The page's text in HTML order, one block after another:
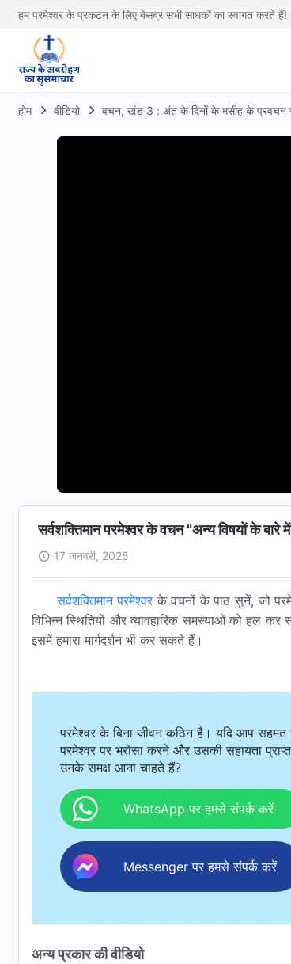
हम परमेश्वर के प्रकटन के लिए बेसब्र सभी साधकों का स्वागत करते हैं!
होम वीडियो वचन, खंड 3 : अंत के दिनों के मसीह के प्रवचन से
सर्वशक्तिमान परमेश्वर के वचन "अन्य विषयों के
17 जनवरी, 2025
सर्वशक्तिमान परमेश्वर के वचनों के पाठ सुनें, जो
विभिन्न स्थितियों और व्यावहारिक समस्याओं को
इसमें हमारा मार्गदर्शन भी कर सकते हैं।
परमेश्वर के बिना जीवन कठिन है। यदि आप सहमत
परमेश्वर पर भरोसा करने और उसकी सहायता
उनके समक्ष आना चाहते हैं?
WhatsApp पर हमसे संपर्क करें
Messenger पर हमसे संपर्क करें
अन्य प्रकार की वीडियो